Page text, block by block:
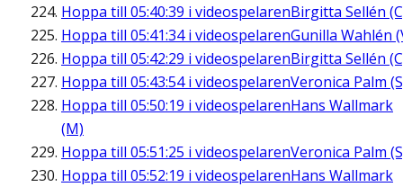
Hoppa till 05:40:39 i videospelarenBirgitta Sellén
Hoppa till 05:41:34i videospelarenGunilla Wahlén
Hoppa till 05:42:29 i videospelarenBirgitta Sellén
Hoppa till 05:43:54i videospelarenVeronica Palm
Hoppa till 05:50:19 i videospelarenHans Wallmark
(M)
Hoppa till 05:51:25 i videospelarenVeronica Palm
Hoppa till 05:52:19 i videospelarenHans Wallmark